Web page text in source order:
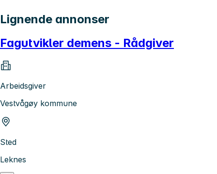
Lignende annonser
Fagutvikler demens - Rådgiver
Arbeidsgiver
Vestvågøy kommune
Sted
Leknes